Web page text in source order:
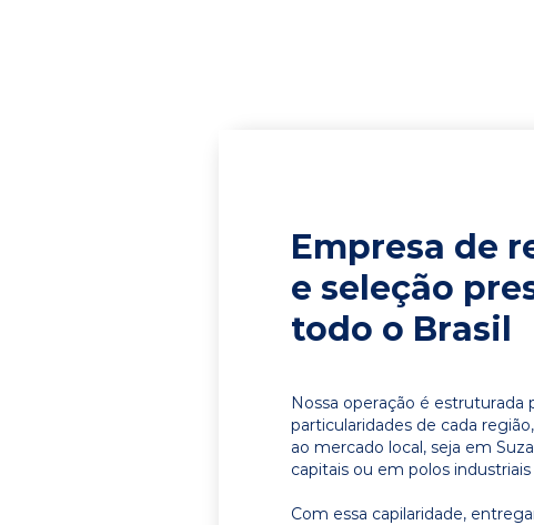
Empresa de
e seleção
todo o Brasil
Nossa operação é estruturada
particularidades de cada
ao mercado local, seja em
capitais ou em polos
Com essa capilaridade,